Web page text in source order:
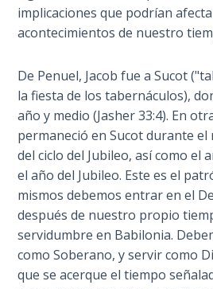
1
Epistle
To the
Saints
in
Rome
Book
2
First
Corinthians
The Epistle
of
implicaciones que podrían
acontecimientos de nuestro
De Penuel, Jacob fue a Sucot
la fiesta de los tabernáculos),
año y medio (Jasher 33:4). En
permaneció en Sucot durante el
del ciclo del Jubileo, así como el
el año del Jubileo. Este es el
mismos debemos entrar en el
después de nuestro propio
servidumbre en Babilonia.
como Soberano, y servir como
que se acerque el tiempo